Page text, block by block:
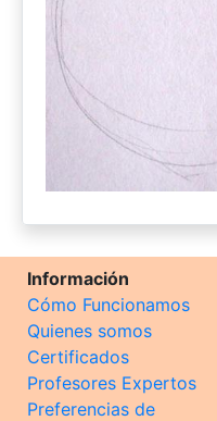
Información
Cómo Funcionamos
Quienes somos
Certificados
Profesores Expertos
Preferencias de